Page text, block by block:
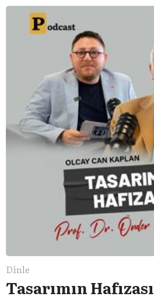
Dinle
Tasarımın Hafızası